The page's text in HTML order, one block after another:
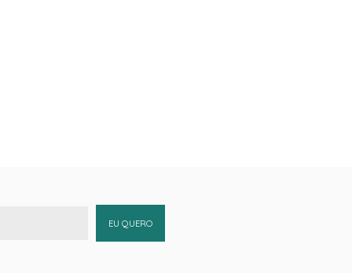
EU QUERO